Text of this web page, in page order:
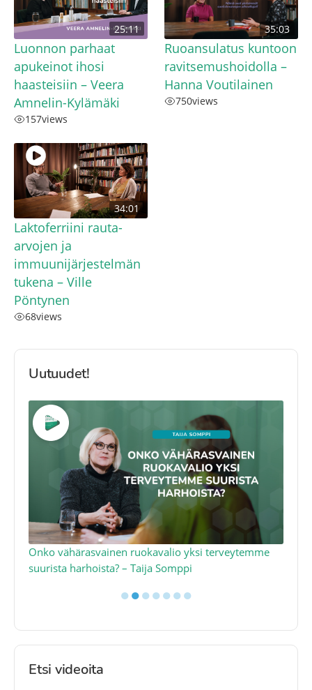
25:11
Luonnon parhaat
apukeinot ihosi
haasteisiin – Veera
Amnelin-Kylämäki
157views
35:03
Ruoansulatus kuntoon
ravitsemushoidolla –
Hanna Voutilainen
750views
34:01
Laktoferriini rauta-
arvojen ja
immuunijärjestelmän
tukena – Ville
Pöntynen
68views
Uutuudet!
Onko vähärasvainen ruokavalio yksi terveytemme
suurista harhoista? – Taija Somppi
●●●●●●●
Etsi videoita